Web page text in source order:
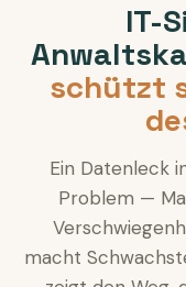
IT-
schützt
Ein Datenleck
Problem —
macht